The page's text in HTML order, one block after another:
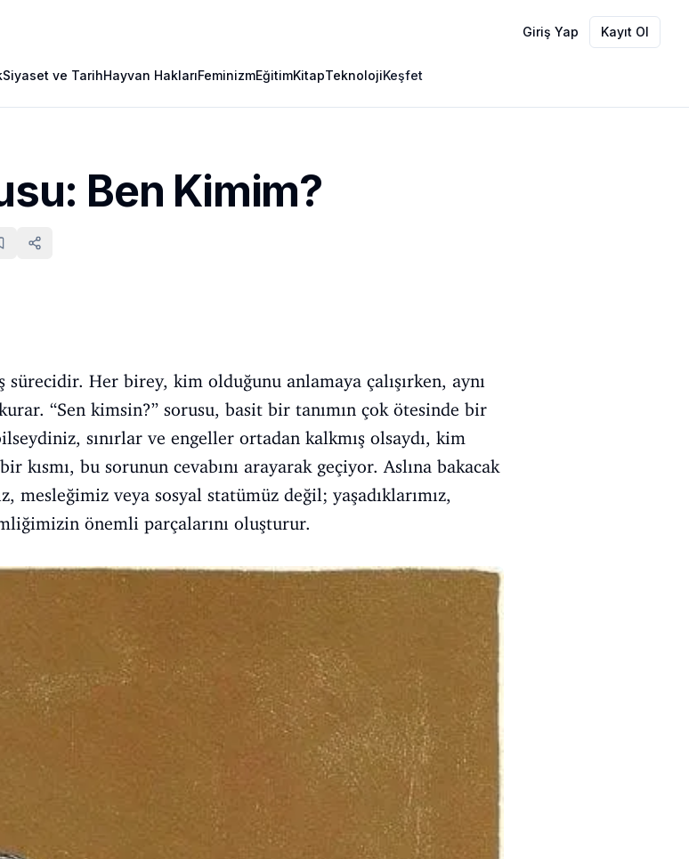
Giriş Yap Kayıt Ol
Siyaset ve TarihHayvan HaklarıFeminizmEğitimKitapTeknolojiKeşfet
Ben Kimim?
Her birey, kim olduğunu anlamaya çalışırken, aynı
“Sen kimsin?” sorusu, basit bir tanımın çok ötesinde bir
sınırlar ve engeller ortadan kalkmış olsaydı, kim
kısmı, bu sorunun cevabını arayarak geçiyor. Aslına bakacak
mesleğimiz veya sosyal statümüz değil; yaşadıklarımız,
önemli parçalarını oluşturur.